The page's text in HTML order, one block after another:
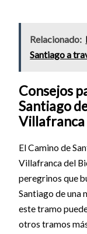
Relacionado:
Santiago a
Consejos
Santiago
Villafranca
El Camino de
Villafranca del
peregrinos que
Santiago de una
este tramo
otros tramos